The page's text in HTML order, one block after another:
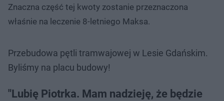
Znaczna część tej kwoty zostanie przeznaczona
właśnie na leczenie 8-letniego Maksa.
Przebudowa pętli tramwajowej w Lesie Gdańskim.
Byliśmy na placu budowy!
"Lubię Piotrka. Mam nadzieję, że będzie